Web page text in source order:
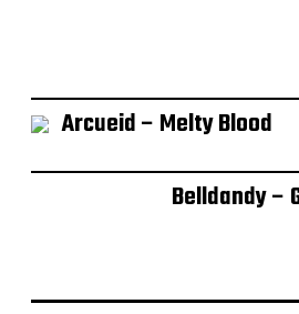
Arcueid – Melty Blood
Belldandy –